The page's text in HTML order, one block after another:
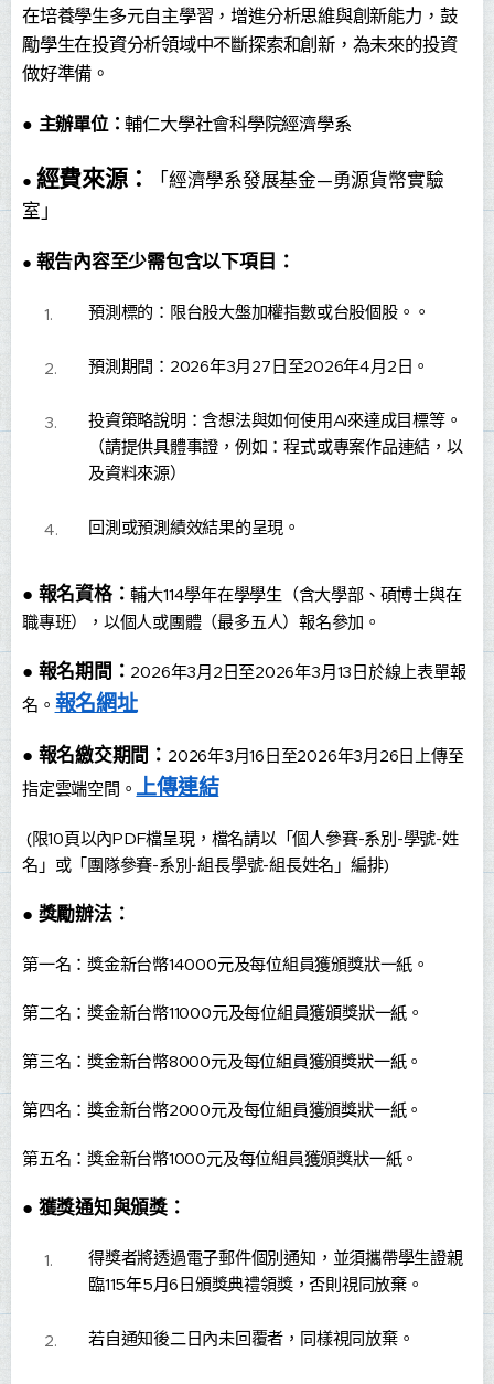
在培養學生多元自主學習，增進分析思維與創新能力，鼓
勵學生在投資分析領域中不斷探索和創新，為未來的投資
做好準備。
● 主辦單位：輔仁大學社會科學院經濟學系
● 經費來源：
「經濟學系發展基金—勇源貨幣實驗
室」
● 報告內容至少需包含以下項目：
預測標的：限台股大盤加權指數或台股個股。。
預測期間：2026年3月27日至2026年4月2日。
投資策略說明：含想法與如何使用AI來達成目標等。
（請提供具體事證，例如：程式或專案作品連結，以
及資料來源）
回測或預測績效結果的呈現。
● 報名資格：輔大114學年在學學生（含大學部、碩博士與在
職專班），以個人或團體（最多五人）報名參加。
● 報名期間： 2026年3月2日至2026年3月13日於線上表單報
名。 報名網址
● 報名繳交期間： 2026年3月16日至2026年3月26日上傳至
指定雲端空間。 上傳連結
(限10頁以內PDF檔呈現，檔名請以「個人參賽-系別-學號-姓
名」或「團隊參賽-系別-組長學號-組長姓名」編排)
● 獎勵辦法：
第一名：獎金新台幣14000元及每位組員獲頒獎狀一紙。
第二名：獎金新台幣11000元及每位組員獲頒獎狀一紙。
第三名：獎金新台幣8000元及每位組員獲頒獎狀一紙。
第四名：獎金新台幣2000元及每位組員獲頒獎狀一紙。
第五名：獎金新台幣1000元及每位組員獲頒獎狀一紙。
● 獲獎通知與頒獎：
得獎者將透過電子郵件個別通知，並須攜帶學生證親
臨115年5月6日頒獎典禮領獎，否則視同放棄。
若自通知後二日內未回覆者，同樣視同放棄。